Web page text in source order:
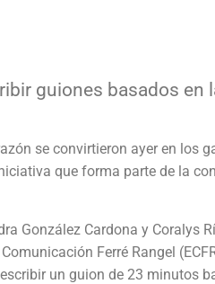
guiones basados en
se convirtieron ayer en los
que forma parte de la
González Cardona y Coralys
Ferré Rangel
un guion de 23 minutos